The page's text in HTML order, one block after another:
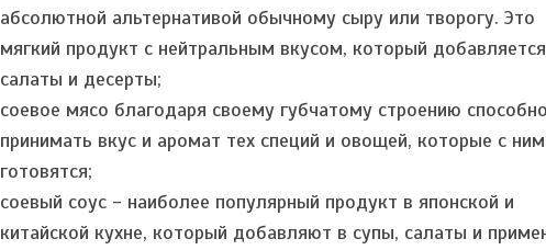
абсолютной альтернативой обычному сыру или творогу. Это
мягкий продукт с нейтральным вкусом, который
салаты и десерты;
соевое мясо благодаря своему губчатому строению способно
принимать вкус и аромат тех специй и овощей, которые с ним
готовятся;
соевый соус - наиболее популярный продукт в японской и
китайской кухне, который добавляют в супы, салаты и